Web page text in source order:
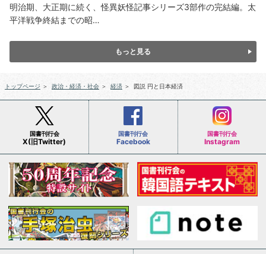
明治期、大正期に続く、怪異妖怪記事シリーズ3部作の完結編。太
平洋戦争終結までの昭…
もっと見る
トップページ ＞ 政治・経済・社会 ＞ 経済 ＞ 図説 円と日本経済
国書刊行会
X(旧Twitter)
国書刊行会
Facebook
国書刊行会
Instagram